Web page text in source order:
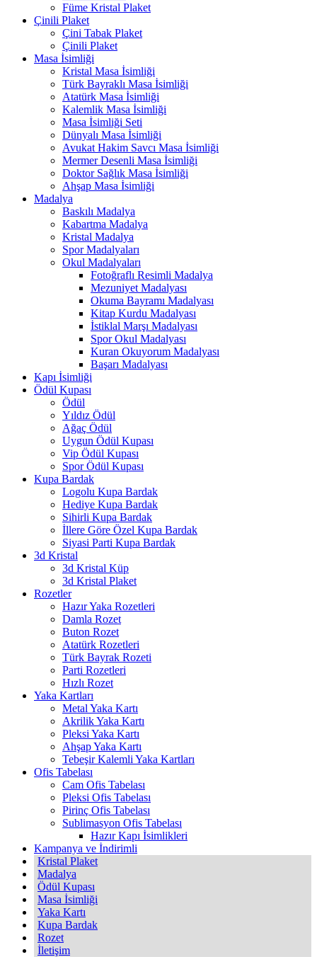
Füme Kristal Plaket
Çinili Plaket
Çini Tabak Plaket
Çinili Plaket
Masa İsimliği
Kristal Masa İsimliği
Türk Bayraklı Masa İsimliği
Atatürk Masa İsimliği
Kalemlik Masa İsimliği
Masa İsimliği Seti
Dünyalı Masa İsimliği
Avukat Hakim Savcı Masa İsimliği
Mermer Desenli Masa İsimliği
Doktor Sağlık Masa İsimliği
Ahşap Masa İsimliği
Madalya
Baskılı Madalya
Kabartma Madalya
Kristal Madalya
Spor Madalyaları
Okul Madalyaları
Fotoğraflı Resimli Madalya
Mezuniyet Madalyası
Okuma Bayramı Madalyası
Kitap Kurdu Madalyası
İstiklal Marşı Madalyası
Spor Okul Madalyası
Kuran Okuyorum Madalyası
Başarı Madalyası
Kapı İsimliği
Ödül Kupası
Ödül
Yıldız Ödül
Ağaç Ödül
Uygun Ödül Kupası
Vip Ödül Kupası
Spor Ödül Kupası
Kupa Bardak
Logolu Kupa Bardak
Hediye Kupa Bardak
Sihirli Kupa Bardak
İllere Göre Özel Kupa Bardak
Siyasi Parti Kupa Bardak
3d Kristal
3d Kristal Küp
3d Kristal Plaket
Rozetler
Hazır Yaka Rozetleri
Damla Rozet
Buton Rozet
Atatürk Rozetleri
Türk Bayrak Rozeti
Parti Rozetleri
Hızlı Rozet
Yaka Kartları
Metal Yaka Kartı
Akrilik Yaka Kartı
Pleksi Yaka Kartı
Ahşap Yaka Kartı
Tebeşir Kalemli Yaka Kartları
Ofis Tabelası
Cam Ofis Tabelası
Pleksi Ofis Tabelası
Pirinç Ofis Tabelası
Sublimasyon Ofis Tabelası
Hazır Kapı İsimlikleri
Kampanya ve İndirimli
Kristal Plaket
Madalya
Ödül Kupası
Masa İsimliği
Yaka Kartı
Kupa Bardak
Rozet
İletişim